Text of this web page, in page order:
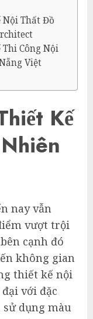
Nội Thất Đồ
Thi Công Nội
Việt
Kế
nay vẫn
vượt trội
cạnh đó
không gian
thiết kế nội
với đặc
dụng màu